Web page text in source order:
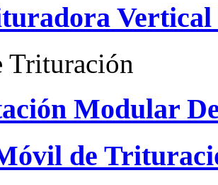
Vertical
Trituración
Modular
de